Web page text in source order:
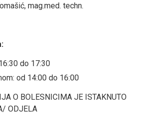
mag.med. techn.
do 17:30
od 14:00 do 16:00
O BOLESNICIMA JE ISTAKNUTO
ODJELA